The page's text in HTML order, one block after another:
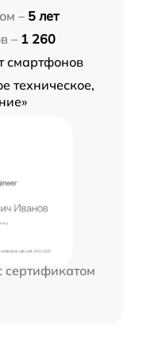
– 5 лет
– 1 260
смартфонов
техническое,
сертификатом